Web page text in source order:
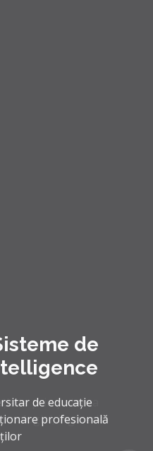
de
ta prin puterea
ingineriei